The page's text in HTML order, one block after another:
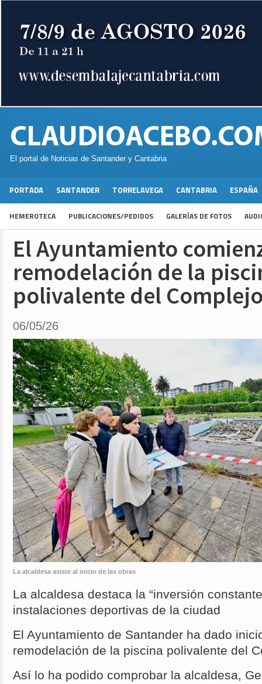
El portal de Noticias de Santander y Cantabria
PORTADA SANTANDER TORRELAVEGA CANTABRIA ESPAÑA
HEMEROTECA PUBLICACIONES/PEDIDOS GALERÍAS DE FOTOS
El Ayuntamiento
remodelación de la
polivalente del
06/05/26
La alcaldesa asiste al inicio de las obras
La alcaldesa destaca la “inversión
instalaciones deportivas de la ciudad
El Ayuntamiento de Santander ha dado
remodelación de la piscina polivalente del
Así lo ha podido comprobar la alcaldesa,